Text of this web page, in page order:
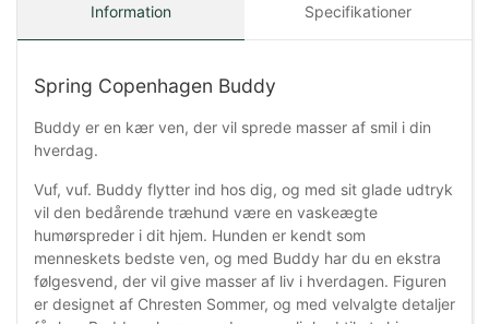
Information Specifikationer
Spring Copenhagen Buddy
Buddy er en kær ven, der vil sprede masser af smil i din
hverdag.
Vuf, vuf. Buddy flytter ind hos dig, og med sit glade udtryk
vil den bedårende træhund være en vaskeægte
humørspreder i dit hjem. Hunden er kendt som
menneskets bedste ven, og med Buddy har du en ekstra
følgesvend, der vil give masser af liv i hverdagen. Figuren
er designet af Chresten Sommer, og med velvalgte detaljer